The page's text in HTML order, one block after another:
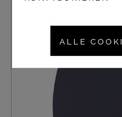
ALLE